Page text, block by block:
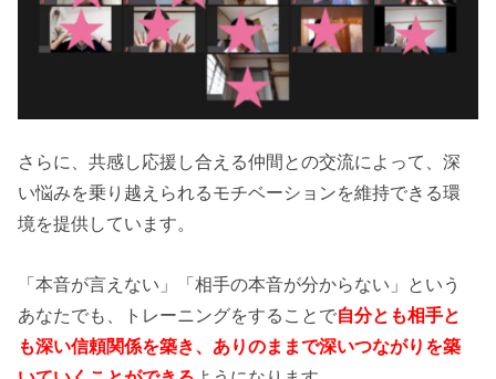
さらに、共感し応援し合える仲間との交流によって、深
い悩みを乗り越えられるモチベーションを維持できる環
境を提供しています。
「本音が言えない」「相手の本音が分からない」という
あなたでも、トレーニングをすることで自分とも相手と
も深い信頼関係を築き、ありのままで深いつながりを築